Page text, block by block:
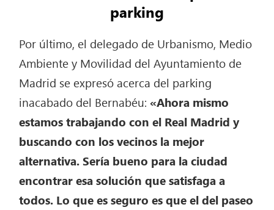
parking
Por último, el delegado de Urbanismo, Medio
Ambiente y Movilidad del Ayuntamiento de
Madrid se expresó acerca del parking
inacabado del Bernabéu:«Ahora mismo
estamos trabajando con el Real Madrid y
buscando con los vecinos la mejor
alternativa. Sería bueno para la ciudad
encontrar esa solución que satisfaga a
todos. Lo que es seguro es que el del paseo